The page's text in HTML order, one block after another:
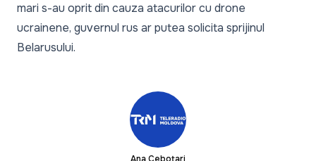
mari s-au oprit din cauza atacurilor cu drone
ucrainene, guvernul rus ar putea solicita sprijinul
Belarusului.